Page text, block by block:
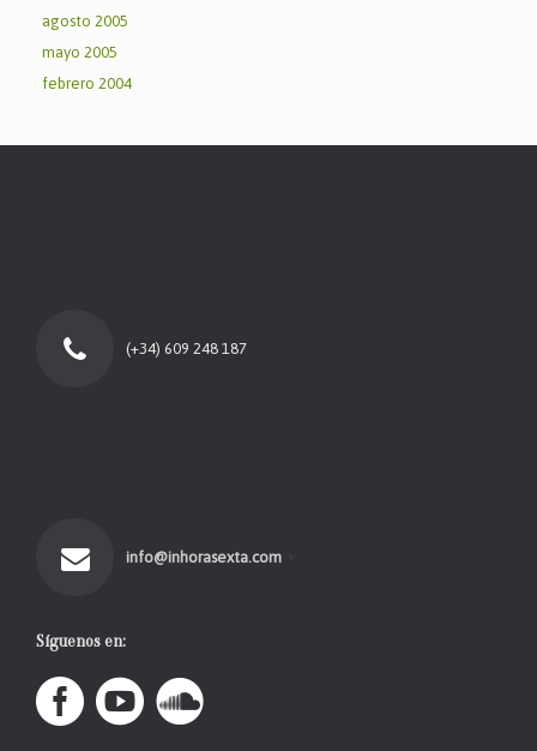
agosto 2005
mayo 2005
febrero 2004
(+34) 609 248 187
info@inhorasexta.com
Síguenos en: